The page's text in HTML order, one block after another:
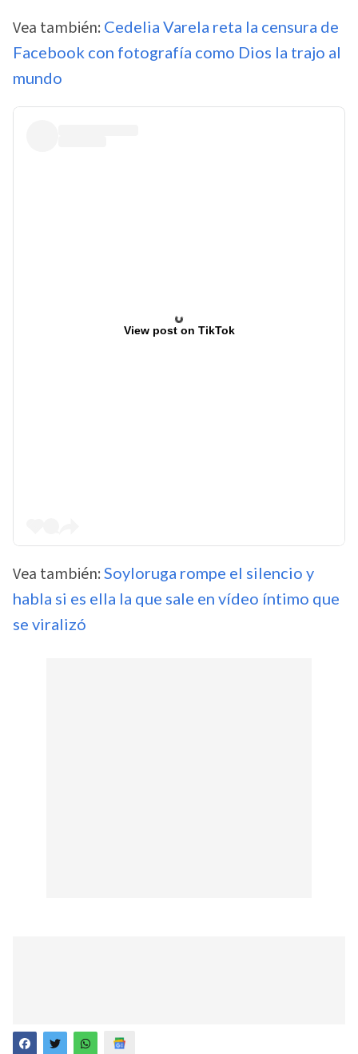
Vea también: Cedelia Varela reta la censura de
Facebook con fotografía como Dios la trajo al
mundo
View post on TikTok
Vea también: Soyloruga rompe el silencio y
habla si es ella la que sale en vídeo íntimo que
se viralizó